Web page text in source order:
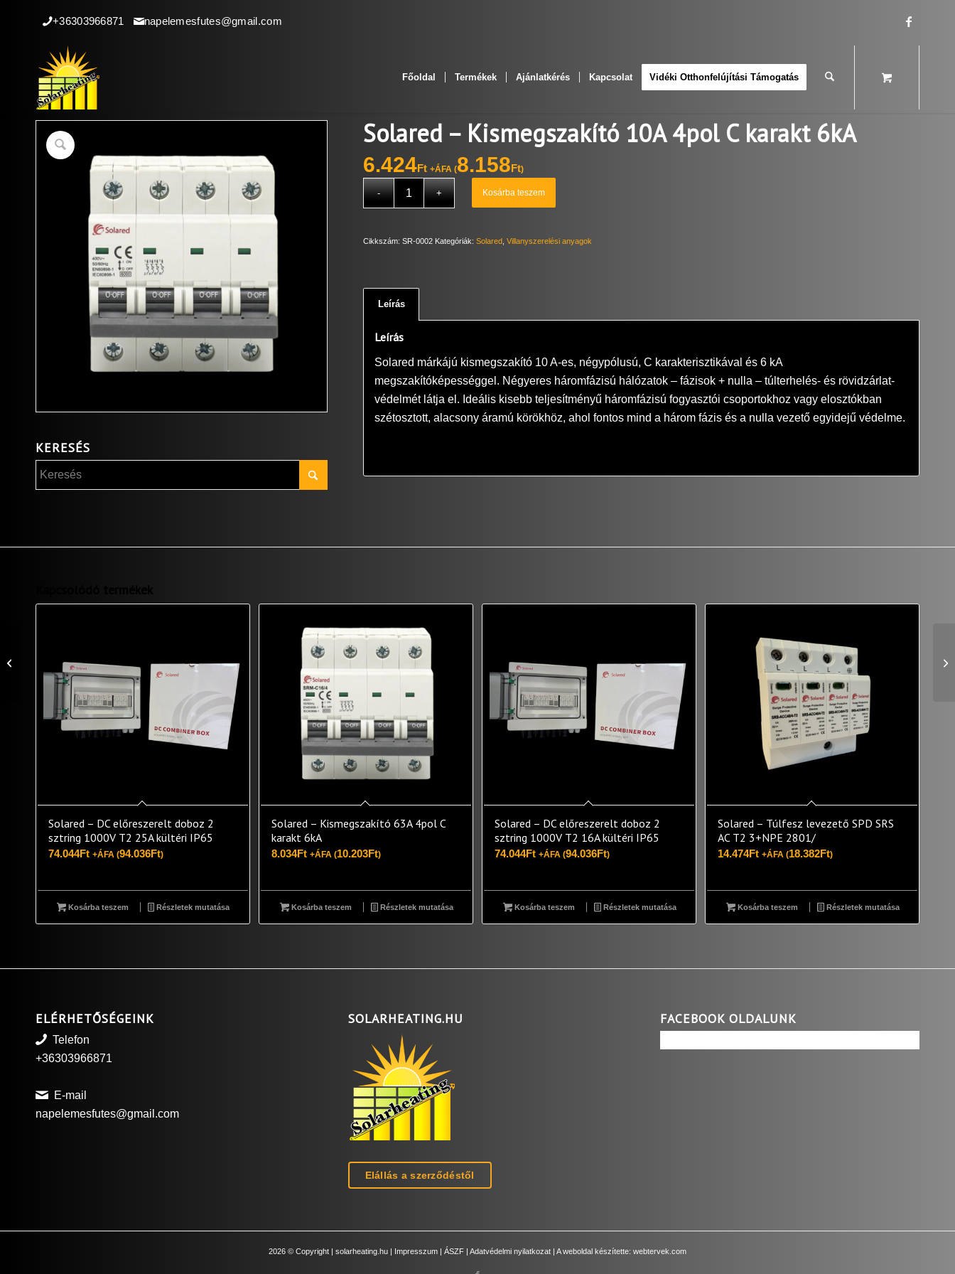
+36303966871 napelemesfutes@gmail.com
Főoldal Termékek Ajánlatkérés Kapcsolat Vidéki Otthonfelújítási Támogatás
KERESÉS
Solared – Kismegszakító 10A 4pol C karakt 6kA
6.424Ft +ÁFA (8.158Ft)
Kosárba teszem
Cikkszám: SR-0002 Kategóriák: Solared, Villanyszerelési anyagok
Leírás
Leírás
Solared márkájú kismegszakító 10 A-es, négypólusú, C karakterisztikával és 6 kA
megszakítóképességgel. Négyeres háromfázisú hálózatok – fázisok + nulla – túlterhelés- és rövidzárlat-
védelmét látja el. Ideális kisebb teljesítményű háromfázisú fogyasztói csoportokhoz vagy elosztókban
szétosztott, alacsony áramú körökhöz, ahol fontos mind a három fázis és a nulla vezető egyidejű védelme.
Solared – DC előreszerelt doboz 2
sztring 1000V T2 25A kültéri IP65
74.044Ft +ÁFA (94.036Ft)
Kosárba teszem Részletek mutatása
Solared – Kismegszakító 63A 4pol C
karakt 6kA
8.034Ft +ÁFA (10.203Ft)
Kosárba teszem Részletek mutatása
Solared – DC előreszerelt doboz 2
sztring 1000V T2 16A kültéri IP65
74.044Ft +ÁFA (94.036Ft)
Kosárba teszem Részletek mutatása
Solared – Túlfesz levezető SPD SRS
AC T2 3+NPE 2801/
14.474Ft +ÁFA (18.382Ft)
Kosárba teszem Részletek mutatása
ELÉRHETŐSÉGEINK
Telefon
+36303966871
E-mail
napelemesfutes@gmail.com
SOLARHEATING.HU
Elállás a szerződéstől
FACEBOOK OLDALUNK
2026 © Copyright | solarheating.hu | Impresszum | ÁSZF | Adatvédelmi nyilatkozat | A weboldal készítette: webtervek.com
sztring 1000V T2 25A
kültéri IP6...